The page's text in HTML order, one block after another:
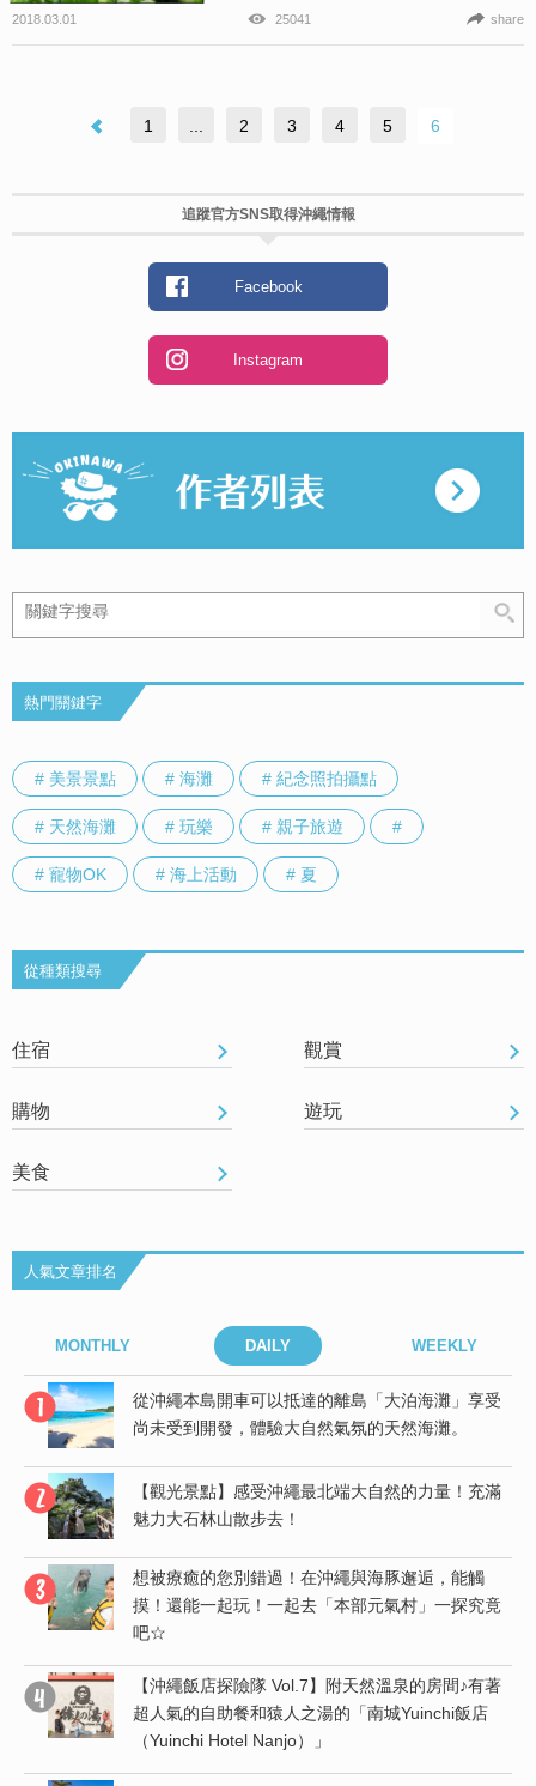
2018.03.01 25041 share
1 2 3 4 5 6
追蹤官方SNS取得沖繩情報
Facebook
Instagram
熱門關鍵字
# 美景景點 # 海灘 # 紀念照拍攝點
# 天然海灘 # 玩樂 # 親子旅遊 #
# 寵物OK # 海上活動 # 夏
從種類搜尋
住宿 觀賞
購物 遊玩
美食
人氣文章排名
MONTHLY DAILY WEEKLY
從沖繩本島開車可以抵達的離島「大泊海灘」享受
尚未受到開發，體驗大自然氣氛的天然海灘。
【觀光景點】感受沖繩最北端大自然的力量！充滿
魅力大石林山散步去！
想被療癒的您別錯過！在沖繩與海豚邂逅，能觸
摸！還能一起玩！一起去「本部元氣村」一探究竟
吧☆
【沖繩飯店探險隊 Vol.7】附天然溫泉的房間♪有著
超人氣的自助餐和猿人之湯的「南城Yuinchi飯店
（Yuinchi Hotel Nanjo）」